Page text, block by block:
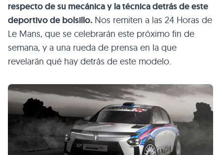
respecto de su mecánica y la técnica detrás de este
deportivo de bolsillo. Nos remiten a las 24 Horas de
Le Mans, que se celebrarán este próximo fin de
semana, y a una rueda de prensa en la que
revelarán qué hay detrás de este modelo.